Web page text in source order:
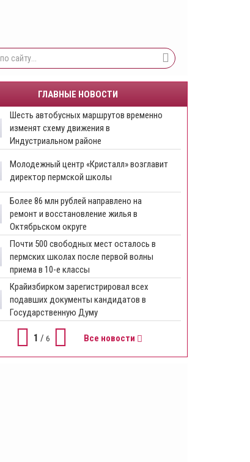
ГЛАВНЫЕ НОВОСТИ
Шесть автобусных маршрутов временно
изменят схему движения в
Индустриальном районе
Молодежный центр «Кристалл» возглавит
директор пермской школы
Более 86 млн рублей направлено на
ремонт и восстановление жилья в
Октябрьском округе
Почти 500 свободных мест осталось в
пермских школах после первой волны
приема в 10-е классы
Крайизбирком зарегистрировал всех
подавших документы кандидатов в
Государственную Думу
1 / 6 Все новости